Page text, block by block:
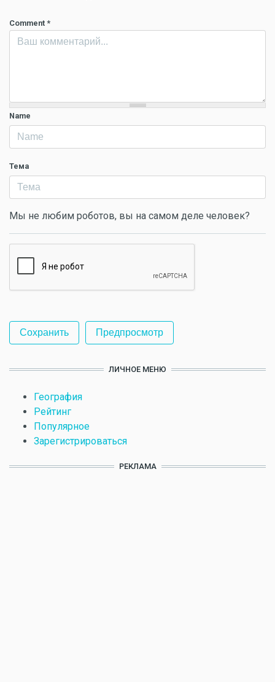
Comment *
Name
Тема
Мы не любим роботов, вы на самом деле человек?
ЛИЧНОЕ МЕНЮ
География
Рейтинг
Популярное
Зарегистрироваться
РЕКЛАМА